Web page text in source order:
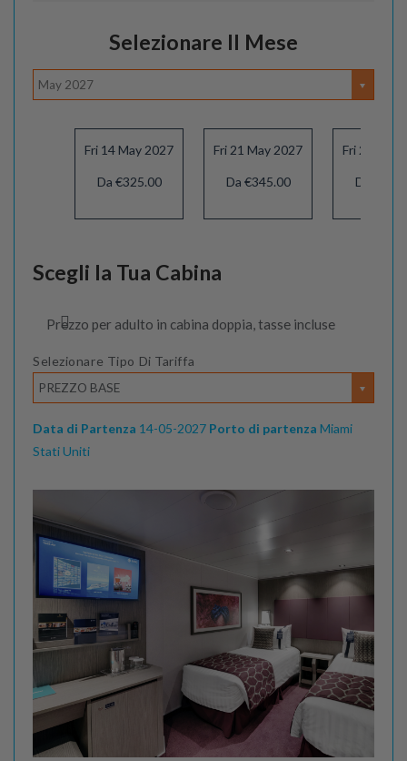
Selezionare Il Mese
May 2027
Fri 14 May 2027
Da €325.00
Fri 21 May 2027
Da €345.00
Fri 28 May
Da
Scegli la Tua Cabina
Prezzo per adulto in cabina doppia, tasse incluse
Selezionare Tipo Di Tariffa
PREZZO BASE
Data di Partenza 14-05-2027 Porto di partenza Miami
Stati Uniti